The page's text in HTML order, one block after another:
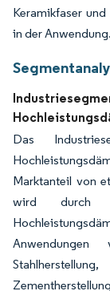
Keramikfaser
in der Anwendung.
Das
Marktanteil von
wird durch